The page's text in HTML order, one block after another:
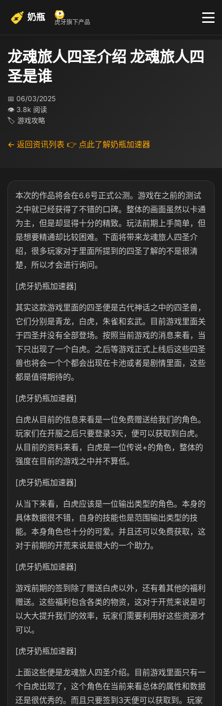
奶瓶 虎牙旗下产品
龙魂旅人四圣介绍 龙魂旅人四
圣是谁
📅 06/03/2025
👁 3.8k 阅读
🏷 游戏攻略
← 返回资讯列表 👉 点此了解奶瓶加速器
本次的作品将会在6.6号正式公测。游戏在之前的测试
之中就已经获得了不错的口碑。整体的画面虽然以卡通
为主，但是却显得十分的精致。玩法前期上手简单，但
是想要精通却比较困难。下面将带来龙魂旅人四圣介
绍，很多玩家对于里面所提到的四圣了解的不是很清
楚，所以才会进行询问。
[虎牙奶瓶加速器]
其实这款游戏里面的四圣便是古代神话之中的四圣兽，
它们分别是青龙，白虎，朱雀和玄武。目前游戏里面关
于四圣并没有全部登场。按照当前游戏的消息来看，当
下只出现了一个白虎。之后等游戏正式上线后这些四圣
兽也将会一个个都会出现在卡池或者是剧情里面，这些
都是值得期待的。
[虎牙奶瓶加速器]
白虎从目前的信息来看是一位免费赠送给我们的角色。
玩家们在开服之后只要登录3天，便可以获取到白虎。
从目前的资料来看，白虎是一位传说+的角色，整体的
强度在目前的游戏之中并不算低。
[虎牙奶瓶加速器]
从当下来看，白虎应该是一位输出类型的角色。本身的
具体数据很不错，自身的技能也是范围输出类型的技
能。本身角色也十分的可爱。并且还可以免费获取，这
对于前期的开荒来说是很大的一个助力。
[虎牙奶瓶加速器]
游戏前期的签到除了赠送白虎以外，还有着其他的福利
赠送。这些福利包含各类的物资，这对于开荒来说是可
以大大提升我们的效率，玩家们需要利用好这些资源才
可以。
[虎牙奶瓶加速器]
上面这些便是龙魂旅人四圣介绍。目前游戏里面只有一
个白虎出现了，这个角色在当前来看总体的属性和数据
还是很优秀的。而且只要签到3天便可以获取到。玩家